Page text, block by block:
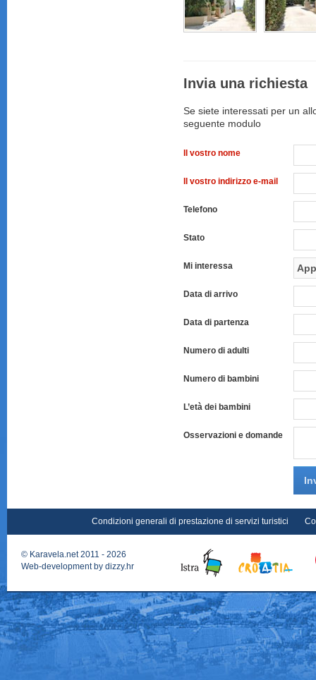
Invia una richiesta
Se siete interessati per un
seguente modulo
Il vostro nome
Il vostro indirizzo e-mail
Telefono
Stato
Mi interessa
Data di arrivo
Data di partenza
Numero di adulti
Numero di bambini
L’età dei bambini
Osservazioni e domande
Condizioni generali di prestazione di servizi turistici
© Karavela.net2011 - 2026
Web-development by dizzy.hr